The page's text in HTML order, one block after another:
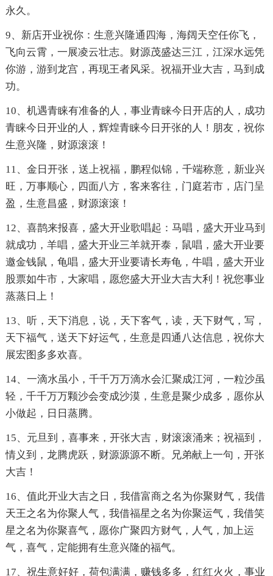
永久。
9、新店开业祝你：生意兴隆通四海，海阔天空任你飞，
飞向云霄，一展凌云壮志。财源茂盛达三江，江深水远凭
你游，游到龙宫，再现王者风采。祝福开业大吉，马到成
功。
10、机遇青睐有准备的人，事业青睐今日开店的人，成功
青睐今日开业的人，辉煌青睐今日开张的人！朋友，祝你
生意兴隆，财源滚滚！
11、金日开张，送上祝福，鹏程似锦，千端称意，新业兴
旺，万事顺心，四面八方，客来客往，门庭若市，店门呈
盈，生意昌盛，财源滚滚！
12、喜鹊来报喜，盛大开业歌唱起：马唱，盛大开业马到
就成功，羊唱，盛大开业三羊就开泰，鼠唱，盛大开业要
邀金钱鼠，龟唱，盛大开业要请长寿龟，牛唱，盛大开业
股票如牛市，大家唱，愿您盛大开业大吉大利！祝您事业
蒸蒸日上！
13、听，天下消息，说，天下客气，读，天下财气，写，
天下福气，送天下好运气，生意是四通八达信息，祝你大
展宏图多多欢喜。
14、一滴水虽小，千千万万滴水会汇聚成江河，一粒沙虽
轻，千千万万颗沙会变成沙漠，生意是聚少成多，愿你从
小做起，日日蒸腾。
15、元旦到，喜事来，开张大吉，财滚滚涌来；祝福到，
情义到，龙腾虎跃，财源源源不断。兄弟献上一句，开张
大吉！
16、值此开业大吉之日，我借富商之名为你聚财气，我借
天王之名为你聚人气，我借福星之名为你聚运气，我借笑
星之名为你聚喜气，愿你广聚四方财气，人气，加上运
气，喜气，定能拥有生意兴隆的福气。
17、祝生意好好，荷包满满，赚钱多多，红红火火，事业